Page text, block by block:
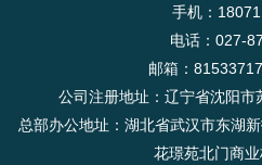
手机：
电话：027-
邮箱：
公司注册地址：辽宁省沈阳
总部办公地址：湖北省武汉市东湖
花璟苑北门商